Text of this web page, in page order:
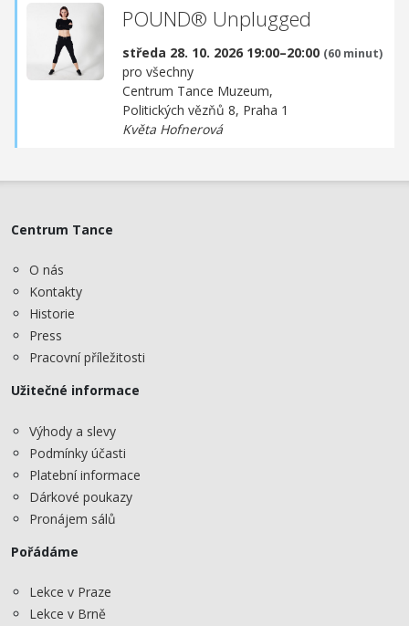
POUND® Unplugged
středa 28. 10. 2026 19:00–20:00 (60 minut)
pro všechny
Centrum Tance Muzeum,
Politických vězňů 8, Praha 1
Květa Hofnerová
Centrum Tance
O nás
Kontakty
Historie
Press
Pracovní příležitosti
Užitečné informace
Výhody a slevy
Podmínky účasti
Platební informace
Dárkové poukazy
Pronájem sálů
Pořádáme
Lekce v Praze
Lekce v Brně